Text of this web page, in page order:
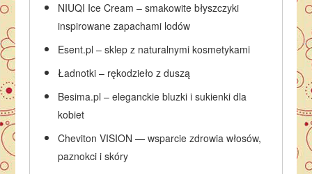
NIUQI Ice Cream – smakowite błyszczyki
inspirowane zapachami lodów
Esent.pl – sklep z naturalnymi kosmetykami
Ładnotki – rękodzieło z duszą
Besima.pl – eleganckie bluzki i sukienki dla
kobiet
Cheviton VISION — wsparcie zdrowia włosów,
paznokci i skóry